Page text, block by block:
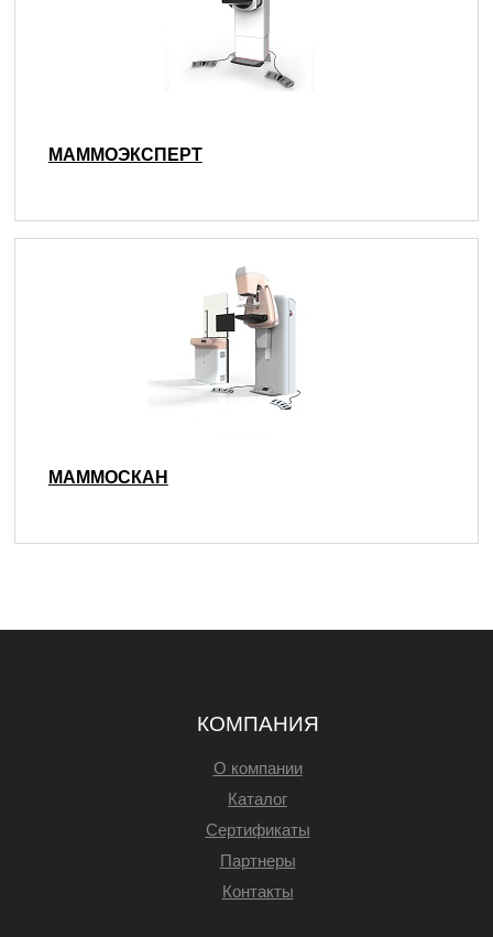
МАММОЭКСПЕРТ
МАММОСКАН
КОМПАНИЯ
О компании
Каталог
Сертификаты
Партнеры
Контакты